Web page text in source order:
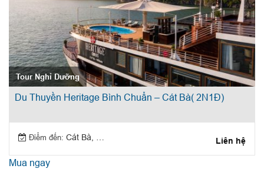
Tour Nghỉ Dưỡng
Du Thuyền Heritage Bình Chuẩn – Cát Bà( 2N1Đ)
Điểm đến: Cát Bà, Hạ Long Liên hệ
Mua ngay